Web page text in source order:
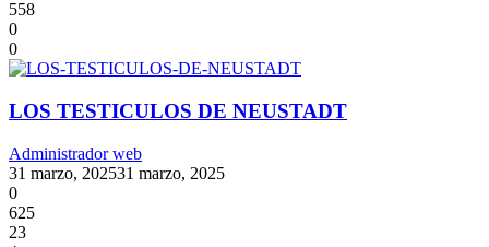
558
0
0
LOS TESTICULOS DE NEUSTADT
Administrador web
31 marzo, 202531 marzo, 2025
0
625
23